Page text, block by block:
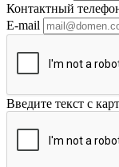
Контактный
E-mail
Введите текст с